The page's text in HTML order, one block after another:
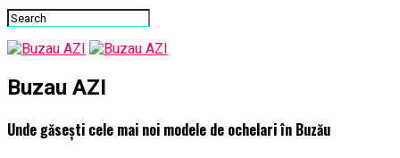
Buzau AZI
Unde găsești cele mai noi modele de ochelari în Buzău